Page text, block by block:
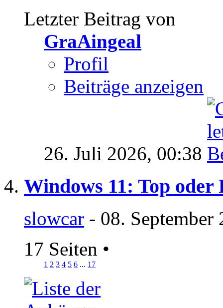
Letzter Beitrag von
GraAingeal
Profil
Beiträge anzeigen
26. Juli 2026, 00:38
Windows 11: Top oder
slowcar - 08.
17 Seiten •
1 2 3 4 5 6 ... 17